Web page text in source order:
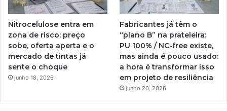
Nitrocelulose entra em
zona de risco: preço
sobe, oferta aperta e o
mercado de tintas já
sente o choque
junho 18, 2026
Fabricantes já têm o
“plano B” na prateleira:
PU 100% / NC-free existe,
mas ainda é pouco usado:
a hora é transformar isso
em projeto de resiliência
junho 20, 2026